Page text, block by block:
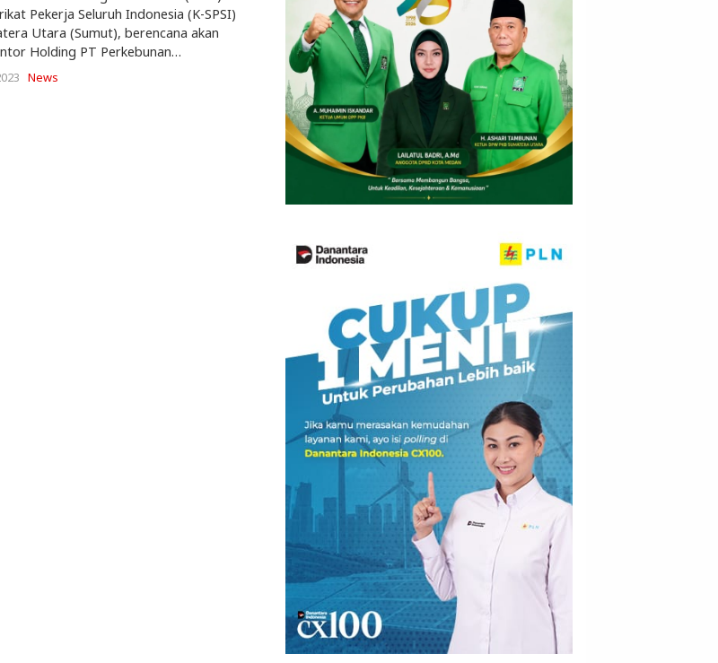
Pekerja Seluruh Indonesia (K-SPSI)
Utara (Sumut), berencana akan
Holding PT Perkebunan…
News